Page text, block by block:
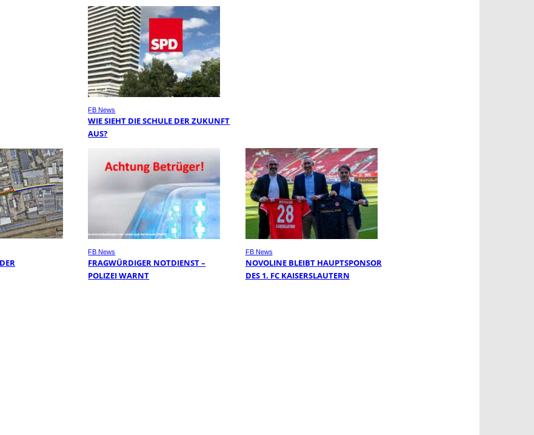
FB News
WIE SIEHT DIE SCHULE DER ZUKUNFT
AUS?
FB News
FRAGWÜRDIGER NOTDIENST –
POLIZEI WARNT
FB News
NOVOLINE BLEIBT HAUPTSPONSOR
DES 1. FC KAISERSLAUTERN